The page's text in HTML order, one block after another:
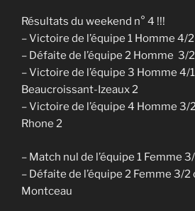
Résultats du weekend n° 4 !!!
– Victoire de l’équipe 1 Homme 4/
– Défaite de l’équipe 2 Homme 3/
– Victoire de l’équipe 3 Homme 4/
Beaucroissant-Izeaux 2
– Victoire de l’équipe 4 Homme
Rhone 2
– Match nul de l’équipe 1 Femme
– Défaite de l’équipe 2 Femme 3/
Montceau